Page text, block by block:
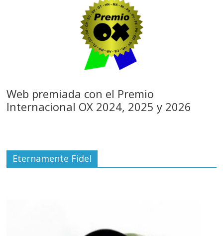
Web premiada con el Premio
Internacional OX 2024, 2025 y 2026
Eternamente Fidel